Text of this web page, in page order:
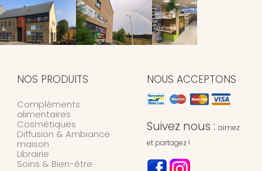
NOS PRODUITS
Compléments
alimentaires
Cosmétiques
Diffusion & Ambiance
maison
Librairie
Soins & Bien-être
NOUS ACCEPTONS
Suivez nous : aimez
et partagez !